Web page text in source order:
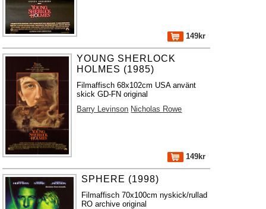
149kr
YOUNG SHERLOCK
HOLMES (1985)
Filmaffisch 68x102cm USA använt
skick GD-FN original
Barry Levinson Nicholas Rowe
149kr
SPHERE (1998)
Filmaffisch 70x100cm nyskick/rullad
RO archive original